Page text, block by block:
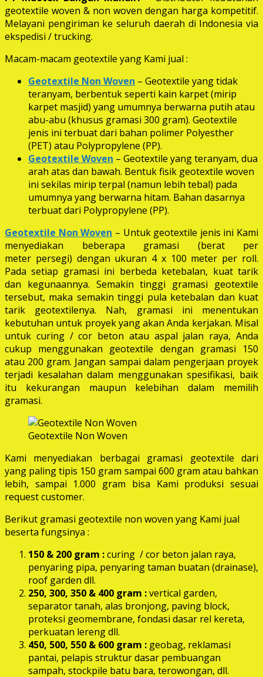
geotextile woven & non woven dengan harga kompetitif.
Melayani pengiriman ke seluruh daerah di Indonesia via
ekspedisi / trucking.
Macam-macam geotextile yang Kami jual :
Geotextile Non Woven – Geotextile yang tidak
teranyam, berbentuk seperti kain karpet (mirip
karpet masjid) yang umumnya berwarna putih atau
abu-abu (khusus gramasi 300 gram). Geotextile
jenis ini terbuat dari bahan polimer Polyesther
(PET) atau Polypropylene (PP).
Geotextile Woven – Geotextile yang teranyam, dua
arah atas dan bawah. Bentuk fisik geotextile woven
ini sekilas mirip terpal (namun lebih tebal) pada
umumnya yang berwarna hitam. Bahan dasarnya
terbuat dari Polypropylene (PP).
Geotextile Non Woven – Untuk geotextile jenis ini Kami
menyediakan beberapa gramasi (berat per
meter persegi) dengan ukuran 4 x 100 meter per roll.
Pada setiap gramasi ini berbeda ketebalan, kuat tarik
dan kegunaannya. Semakin tinggi gramasi geotextile
tersebut, maka semakin tinggi pula ketebalan dan kuat
tarik geotextilenya. Nah, gramasi ini menentukan
kebutuhan untuk proyek yang akan Anda kerjakan. Misal
untuk curing / cor beton atau aspal jalan raya, Anda
cukup menggunakan geotextile dengan gramasi 150
atau 200 gram. Jangan sampai dalam pengerjaan proyek
terjadi kesalahan dalam menggunakan spesifikasi, baik
itu kekurangan maupun kelebihan dalam memilih
gramasi.
Geotextile Non Woven
Kami menyediakan berbagai gramasi geotextile dari
yang paling tipis 150 gram sampai 600 gram atau bahkan
lebih, sampai 1.000 gram bisa Kami produksi sesuai
request customer.
Berikut gramasi geotextile non woven yang Kami jual
beserta fungsinya :
150 & 200 gram :curing / cor beton jalan raya,
penyaring pipa, penyaring taman buatan (drainase),
roof garden dll.
250, 300, 350 & 400 gram :vertical garden,
separator tanah, alas bronjong, paving block,
proteksi geomembrane, fondasi dasar rel kereta,
perkuatan lereng dll.
450, 500, 550 & 600 gram : geobag, reklamasi
pantai, pelapis struktur dasar pembuangan
sampah, stockpile batu bara, terowongan, dll.